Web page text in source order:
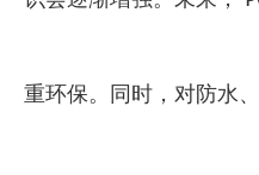
重环保。同时，对防水